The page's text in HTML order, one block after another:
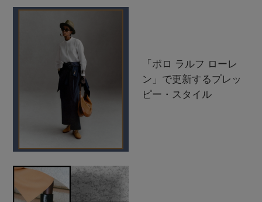
「ポロ ラルフ ローレ
ン」で更新するプレッ
ピー・スタイル